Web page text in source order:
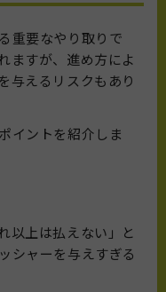
重要なやり取りで
ますが、進め方によ
与えるリスクもあり
イントを紹介しま
以上は払えない」と
シャーを与えすぎる